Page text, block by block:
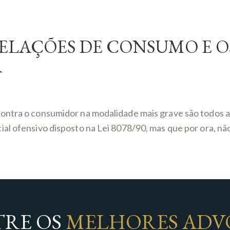
DE CONSUMO E
o consumidor na modalidade mais grave são todos
ofensivo disposto na Lei 8078/90, mas que por ora,
OS MELHORES